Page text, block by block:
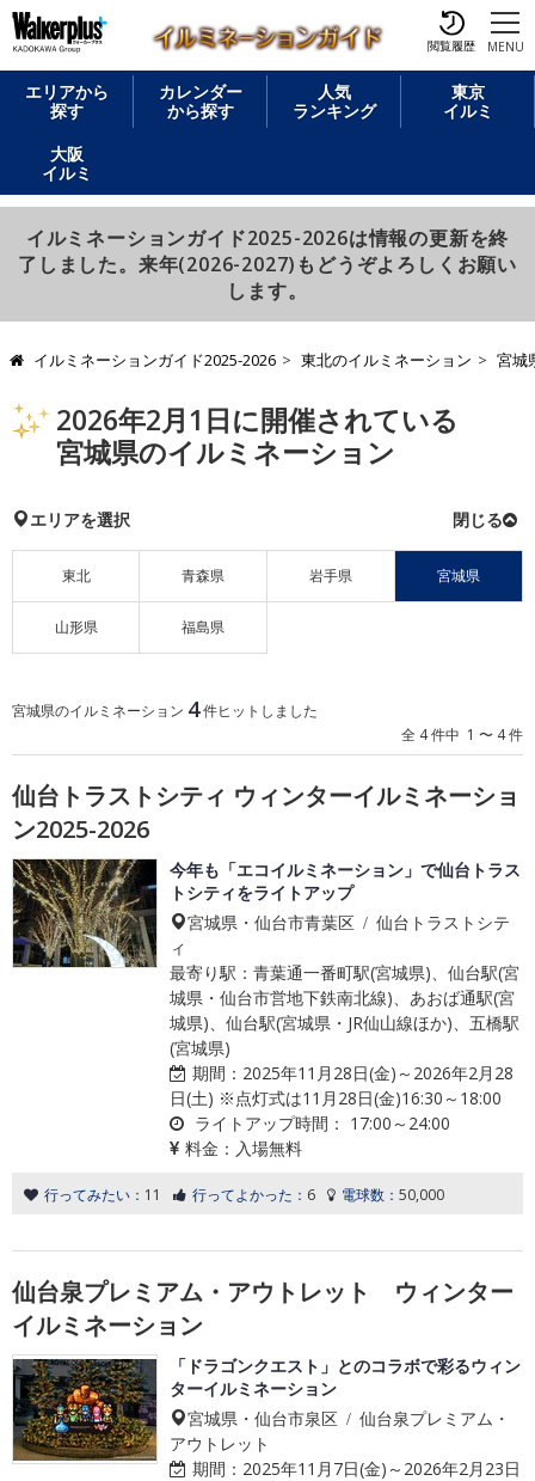
閲覧履歴 MENU
エリアから
探す
カレンダー
から探す
人気
ランキング
東京
イルミ
大阪
イルミ
イルミネーションガイド2025-2026は情報の更新を終
了しました。来年(2026-2027)もどうぞよろしくお願い
します。
イルミネーションガイド2025-2026 東北のイルミネーション 宮城
2026年2月1日に開催されている
宮城県のイルミネーション
エリアを選択
東北 青森県 岩手県 宮城県
山形県 福島県
宮城県のイルミネーション 4件ヒットしました
全 4 件中 1 〜 4 件
仙台トラストシティ ウィンターイルミネーショ
ン2025-2026
今年も「エコイルミネーション」で仙台トラス
トシティをライトアップ
宮城県・仙台市青葉区 / 仙台トラストシテ
ィ
最寄り駅：青葉通一番町駅(宮城県)、仙台駅(宮
城県・仙台市営地下鉄南北線)、あおば通駅(宮
城県)、仙台駅(宮城県・JR仙山線ほか)、五橋駅
(宮城県)
期間： 2025年11月28日(金)～2026年2月28
日(土) ※点灯式は11月28日(金)16:30～18:00
ライトアップ時間： 17:00～24:00
料金： 入場無料
行ってみたい： 11 行ってよかった： 6 電球数： 50,000
仙台泉プレミアム・アウトレット ウィンター
イルミネーション
「ドラゴンクエスト」とのコラボで彩るウィン
ターイルミネーション
宮城県・仙台市泉区 / 仙台泉プレミアム・
アウトレット
期間： 2025年11月7日(金)～2026年2月23日